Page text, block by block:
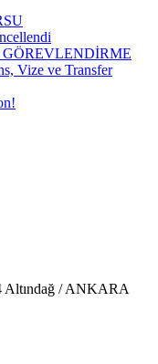
Vize ve Transfer
Altındağ / ANKARA